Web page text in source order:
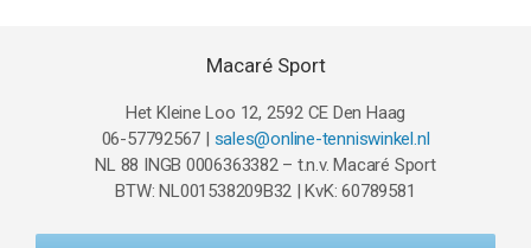
Macaré Sport
Het Kleine Loo 12, 2592 CE Den Haag
06-57792567 | sales@online-tenniswinkel.nl
NL 88 INGB 0006363382 – t.n.v. Macaré Sport
BTW: NL001538209B32 | KvK: 60789581